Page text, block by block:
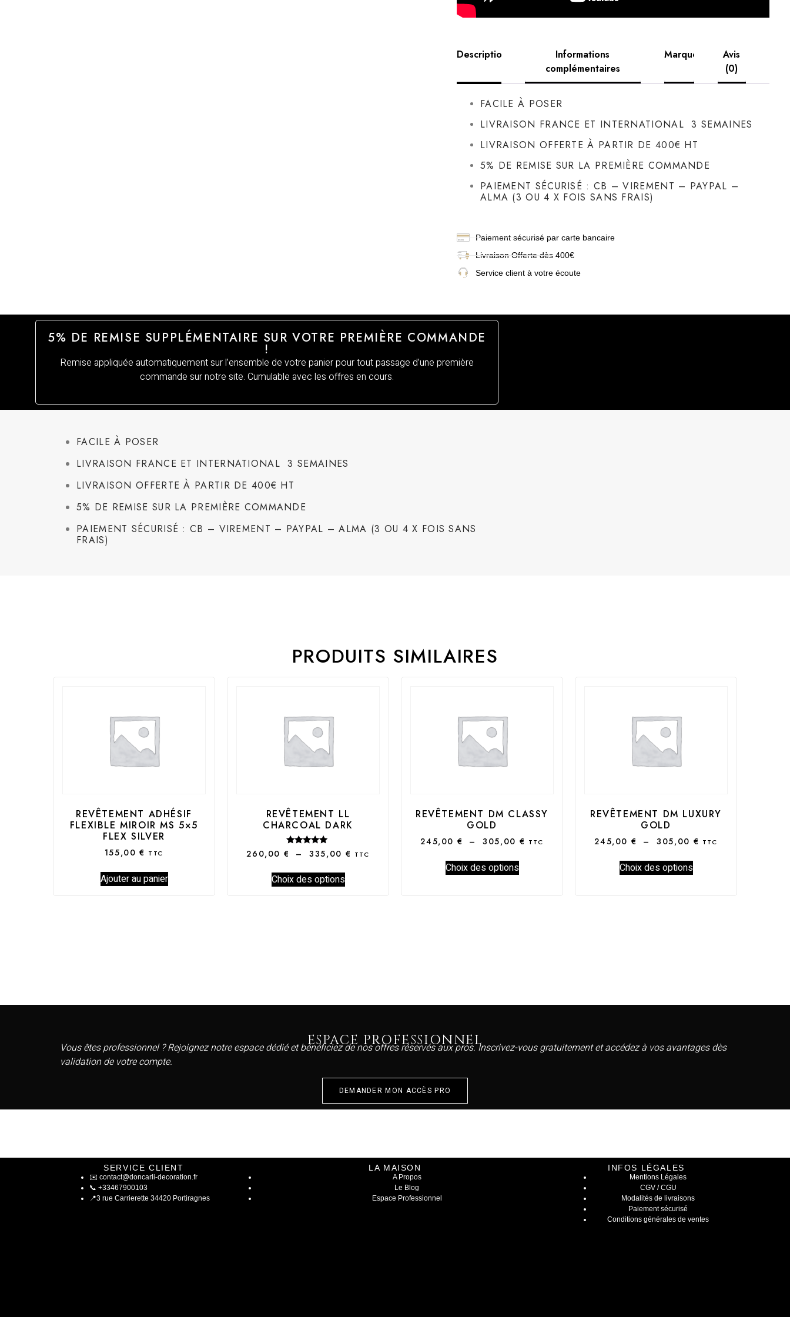
Description
Informations
complémentaires
Marque
Avis
(0)
FACILE À POSER
LIVRAISON FRANCE ET INTERNATIONAL 3 SEMAINES
LIVRAISON OFFERTE À PARTIR DE 400€ HT
5% DE REMISE SUR LA PREMIÈRE COMMANDE
PAIEMENT SÉCURISÉ : CB – VIREMENT – PAYPAL –
ALMA (3 OU 4 X FOIS SANS FRAIS)
Paiement sécurisé par carte bancaire
LivraisonOfferte dès 400€
Service client à votre écoute
5% DE REMISE SUPPLÉMENTAIRE SUR VOTRE PREMIÈRE COMMANDE
!
Remise appliquée automatiquement sur l’ensemble de votre panier pour tout passage d’une première
commande sur notre site. Cumulable avec les offres en cours.
FACILE À POSER
LIVRAISON FRANCE ET INTERNATIONAL 3 SEMAINES
LIVRAISON OFFERTE À PARTIR DE 400€ HT
5% DE REMISE SUR LA PREMIÈRE COMMANDE
PAIEMENT SÉCURISÉ : CB – VIREMENT – PAYPAL – ALMA (3 OU 4 X FOIS SANS
FRAIS)
PRODUITS SIMILAIRES
REVÊTEMENT ADHÉSIF
FLEXIBLE MIROIR MS 5×5
FLEX SILVER
155,00€ TTC
Ajouter au panier
REVÊTEMENT LL
CHARCOAL DARK
Note
5.00
260,00 € – 335,00 € TTC
Choix des options
REVÊTEMENT DM CLASSY
GOLD
245,00 € – 305,00 € TTC
Choix des options
REVÊTEMENT DM LUXURY
GOLD
245,00 € – 305,00 € TTC
Choix des options
ESPACE PROFESSIONNEL
Vous êtes professionnel ? Rejoignez notre espace dédié et bénéficiez de nos offres réservés aux pros. Inscrivez-vous gratuitement et accédez à vos avantages dès
validation de votre compte.
DEMANDER MON ACCÈS PRO
SERVICE CLIENT
✉️ contact@doncarli-decoration.fr
📞 +33467900103
📍3 rue Carrierette 34420 Portiragnes
LA MAISON
A Propos
Le Blog
Espace Professionnel
INFOS LÉGALES
Mentions Légales
CGV / CGU
Modalités de livraisons
Paiement sécurisé
Conditions générales de ventes